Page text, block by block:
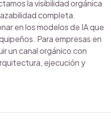
la visibilidad orgánica
completa.
en los modelos de IA que
Para empresas en
un canal orgánico con
ejecución y